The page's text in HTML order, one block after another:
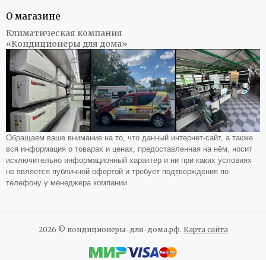
О магазине
Климатическая компания
«Кондиционеры для дома»
Обращаем ваше внимание на то, что данный интернет-сайт, а также
вся информация о товарах и ценах, предоставленная на нём, носит
исключительно информационный характер и ни при каких условиях
не является публичной офертой и требует подтверждения по
телефону у менеджера компании.
2026 © кондиционеры-для-дома.рф. Карта сайта